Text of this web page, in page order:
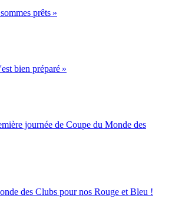
prêts »
bien préparé »
journée de Coupe du Monde des
des Clubs pour nos Rouge et Bleu !